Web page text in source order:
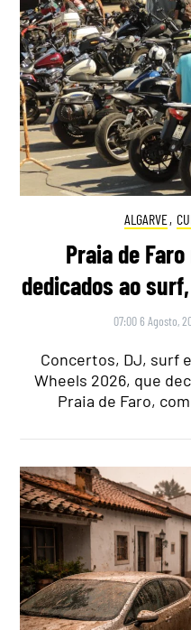
ALGARVE,
Praia de
dedicados ao
07:00 6 Agosto,
Concertos, DJ, surf
Wheels 2026, que
Praia de Faro,